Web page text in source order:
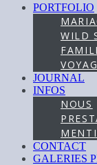
PORTFOLIO
WILD
JOURNAL
INFOS
NOUS
CONTACT
GALERIES